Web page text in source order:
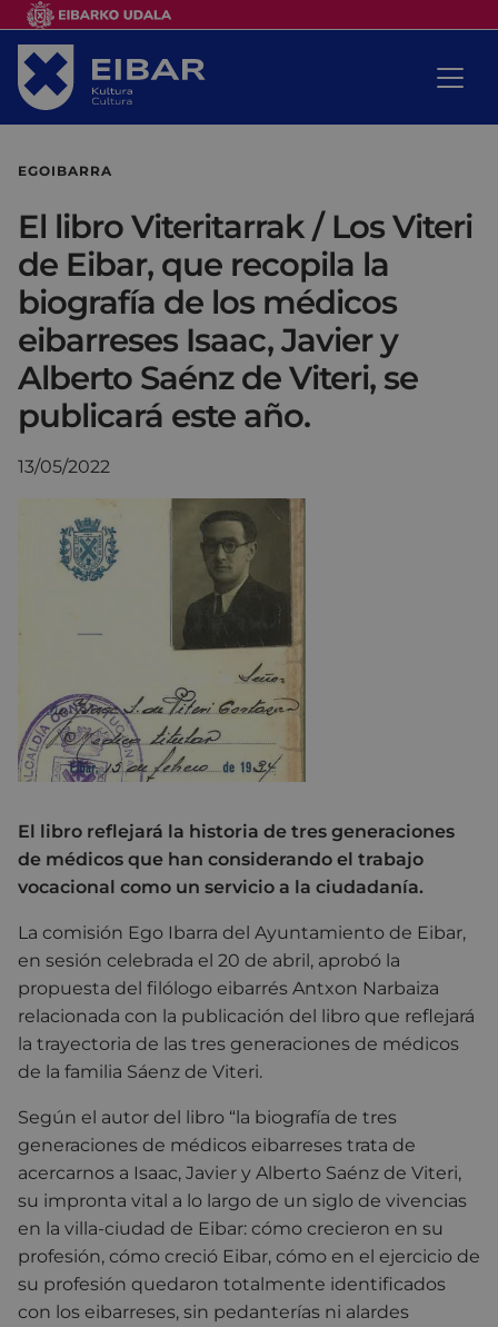
EGOIBARRA
El libro Viteritarrak / Los Viteri
de Eibar, que recopila la
biografía de los médicos
eibarreses Isaac, Javier y
Alberto Saénz de Viteri, se
publicará este año.
13/05/2022
El libro reflejará la historia de tres generaciones
de médicos que han considerando el trabajo
vocacional como un servicio a la ciudadanía.
La comisión Ego Ibarra del Ayuntamiento de Eibar,
en sesión celebrada el 20 de abril, aprobó la
propuesta del filólogo eibarrés Antxon Narbaiza
relacionada con la publicación del libro que reflejará
la trayectoria de las tres generaciones de médicos
de la familia Sáenz de Viteri.
Según el autor del libro “la biografía de tres
generaciones de médicos eibarreses trata de
acercarnos a Isaac, Javier y Alberto Saénz de Viteri,
su impronta vital a lo largo de un siglo de vivencias
en la villa-ciudad de Eibar: cómo crecieron en su
profesión, cómo creció Eibar, cómo en el ejercicio de
su profesión quedaron totalmente identificados
con los eibarreses, sin pedanterías ni alardes